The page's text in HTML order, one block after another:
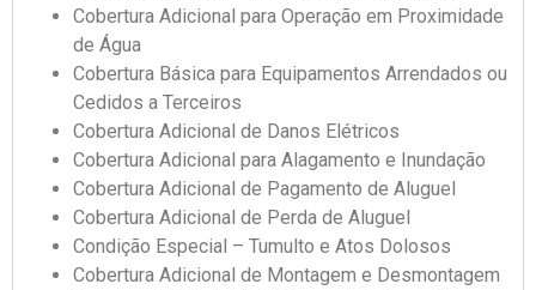
Cobertura Adicional para Operação em Proximidade
de Água
Cobertura Básica para Equipamentos Arrendados ou
Cedidos a Terceiros
Cobertura Adicional de Danos Elétricos
Cobertura Adicional para Alagamento e Inundação
Cobertura Adicional de Pagamento de Aluguel
Cobertura Adicional de Perda de Aluguel
Condição Especial – Tumulto e Atos Dolosos
Cobertura Adicional de Montagem e Desmontagem